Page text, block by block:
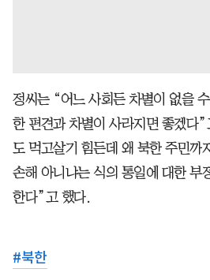
정씨는 “어느 사회든 차별이 없을
한 편견과 차별이 사라지면 좋겠다
도 먹고살기 힘든데 왜 북한 주민까
손해 아니냐는 식의 통일에 대한 부
한다”고 했다.
#북한